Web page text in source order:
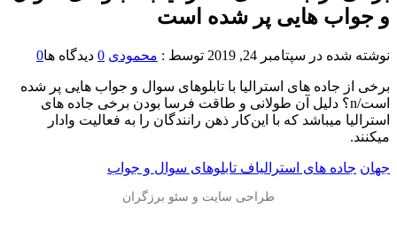
و جواب هایی پر شده است
نوشته شده در سپتامبر 24, 2019 توسط : محمودی 0 دیدگاه ها0
برخی از جاده های استرالیا با تابلوهای سوال و جواب هایی پر شده
است/n؟ دلیل آن طولانی و طاقت فرسا بودن برخی جاده های
استرالیا میباشد که با این‌کار ذهن رانندگان را به فعالیت وادار
میکنند.
جهان جاده های استرالیاف تابلوهای سوال و جواب